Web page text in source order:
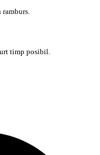
timp posibil.